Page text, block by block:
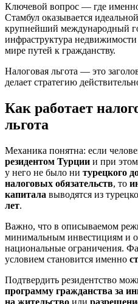
Ключевой вопрос — где
Стамбул оказывается
крупнейший международный
инфраструктура
мире путей к гражданству.
Налоговая льгота — это
делает стратегию
Как работает
льгота
Механика понятна: если
резидентом Турции и при
у него не было ни турецкого
налоговых обязательств, то
капитала выводятся из
лет.
Важно, что в описываемом
минимальным инвестициям и
национальные ограничения.
условием становится именно
Подтвердить резидентство
программу гражданства за
на жительство или